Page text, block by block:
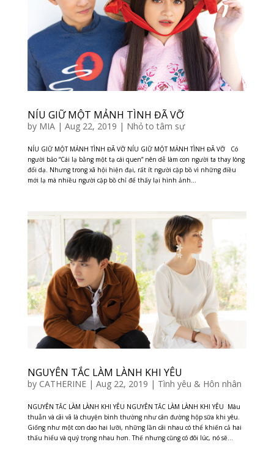
NÍU GIỮ MỘT MẢNH TÌNH ĐÃ VỠ
by MIA| Aug 22, 2019 | Nhỏ to tâm sự
NÍU GIỮ MỘT MẢNH TÌNH ĐÃ VỠ NÍU GIỮ MỘT MẢNH TÌNH ĐÃ VỠ Có
người bảo “Cái lạ bằng một tạ cái quen” nên dễ làm con người ta thay lòng
đổi dạ. Nhưng trong xã hội hiện đại, rất ít người cặp bồ vì những điều
mới lạ mà nhiều người cặp bồ chỉ để thấy lại hình ảnh...
NGUYÊN TẮC LÀM LÀNH KHI YÊU
by CATHERINE| Aug 22, 2019 | Tình yêu & Hôn nhân
NGUYÊN TẮC LÀM LÀNH KHI YÊU NGUYÊN TẮC LÀM LÀNH KHI YÊU Mâu
thuẫn và cãi vã là chuyện bình thường như cân đường hộp sữa khi yêu.
Giống như một con dao hai lưỡi, những lần cãi nhau có thể khiến cả hai
thấu hiểu và quý trọng nhau hơn. Thế nhưng cũng có đôi lúc, nó sẽ...